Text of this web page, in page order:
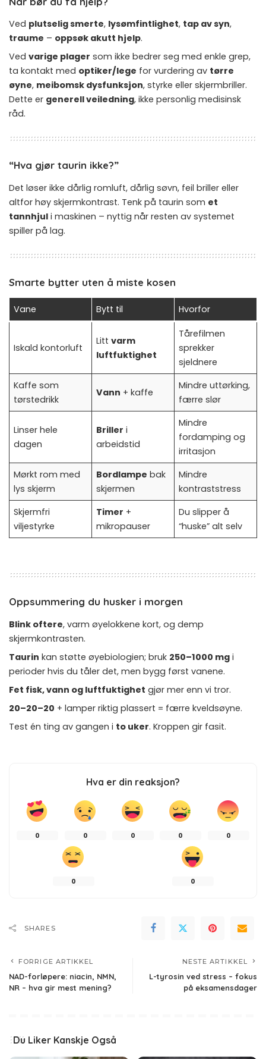
Ved plutselig smerte, lysømfintlighet, tap av syn,
traume – oppsøk akutt hjelp.
Ved varige plager som ikke bedrer seg med enkle grep,
ta kontakt med optiker/lege for vurdering av tørre
øyne, meibomsk dysfunksjon, styrke eller skjermbriller.
Dette er generell veiledning, ikke personlig medisinsk
råd.
“Hva gjør taurin ikke?”
Det løser ikke dårlig romluft, dårlig søvn, feil briller eller
altfor høy skjermkontrast. Tenk på taurin som et
tannhjul i maskinen – nyttig når resten av systemet
spiller på lag.
Smarte bytter uten å miste kosen
Vane Bytt til Hvorfor
Iskald kontorluft
Littvarm
luftfuktighet
Tårefilmen
sprekker
sjeldnere
Kaffe som
tørstedrikk
Vann + kaffe
Mindre uttørking,
færre slør
Linser hele
dagen
Briller i
arbeidstid
Mindre
fordamping og
irritasjon
Mørkt rom med
lys skjerm
Bordlampe bak
skjermen
Mindre
kontraststress
Skjermfri
viljestyrke
Timer +
mikropauser
Du slipper å
“huske” alt selv
Oppsummering du husker i morgen
Blink oftere, varm øyelokkene kort, og demp
skjermkontrasten.
Taurin kan støtte øyebiologien; bruk 250–1000 mg i
perioder hvis du tåler det, men bygg først vanene.
Fet fisk, vann og luftfuktighet gjør mer enn vi tror.
20–20–20 + lamper riktig plassert = færre kveldsøyne.
Test én ting av gangen i to uker. Kroppen gir fasit.
Hva er din reaksjon?
0 0 0 0 0
0 0
SHARES
FORRIGE ARTIKKEL
NAD-forløpere: niacin, NMN,
NR – hva gir mest mening?
NESTE ARTIKKEL
L-tyrosin ved stress – fokus
på eksamensdager
Du Liker Kanskje Også